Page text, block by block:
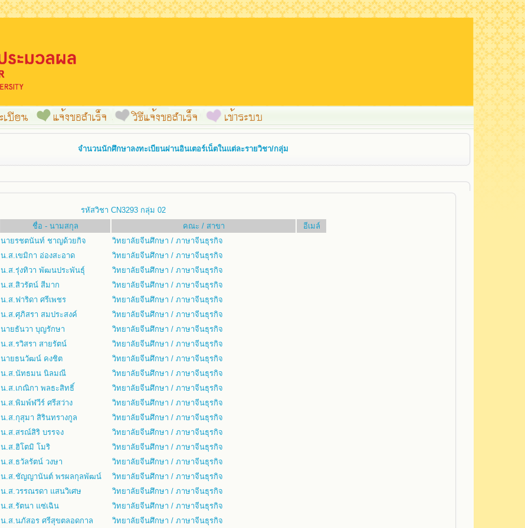
จำนวนนักศึกษาลงทะเบียนผ่านอินเตอร์เน็ตในแต่ละรายวิชา/กลุ่ม
รหัสวิชา CN3293 กลุ่ม 02
ชื่อ - นามสกุล คณะ / สาขา
อีเมล์
นายรชตนันท์ ชาญด้วยกิจ
วิทยาลัยจีนศึกษา / ภาษาจีนธุรกิจ
น.ส.เขมิกา อ่องสะอาด
วิทยาลัยจีนศึกษา / ภาษาจีนธุรกิจ
น.ส.รุ่งทิวา พัฒนประพันธุ์
วิทยาลัยจีนศึกษา / ภาษาจีนธุรกิจ
น.ส.สิวรัตน์ สีมาก
วิทยาลัยจีนศึกษา / ภาษาจีนธุรกิจ
น.ส.ฟาริดา ศรีเพชร
วิทยาลัยจีนศึกษา / ภาษาจีนธุรกิจ
น.ส.ศุภิสรา สมประสงค์
วิทยาลัยจีนศึกษา / ภาษาจีนธุรกิจ
นายธันวา บุญรักษา
วิทยาลัยจีนศึกษา / ภาษาจีนธุรกิจ
น.ส.รวิสรา สายรัตน์
วิทยาลัยจีนศึกษา / ภาษาจีนธุรกิจ
นายธนวัฒน์ คงชิต
วิทยาลัยจีนศึกษา / ภาษาจีนธุรกิจ
น.ส.นัทธมน นิลมณี
วิทยาลัยจีนศึกษา / ภาษาจีนธุรกิจ
น.ส.เกณิกา พลธะสิทธิ์
วิทยาลัยจีนศึกษา / ภาษาจีนธุรกิจ
น.ส.พิมพ์ฬวีร์ ศรีสว่าง
วิทยาลัยจีนศึกษา / ภาษาจีนธุรกิจ
น.ส.กุสุมา สิรินทรางกูล
วิทยาลัยจีนศึกษา / ภาษาจีนธุรกิจ
น.ส.สรณ์สิริ บรรจง
วิทยาลัยจีนศึกษา / ภาษาจีนธุรกิจ
น.ส.ฮิโตมิ โมริ
วิทยาลัยจีนศึกษา / ภาษาจีนธุรกิจ
น.ส.ธวัลรัตน์ วงษา
วิทยาลัยจีนศึกษา / ภาษาจีนธุรกิจ
น.ส.ชัญญานันต์ พรผลกุลพัฒน์
วิทยาลัยจีนศึกษา / ภาษาจีนธุรกิจ
น.ส.วรรณรดา แสนวิเศษ
วิทยาลัยจีนศึกษา / ภาษาจีนธุรกิจ
น.ส.รัตนา แซ่เฉิน
วิทยาลัยจีนศึกษา / ภาษาจีนธุรกิจ
น.ส.นภัสอร ศรีสุขตลอดกาล วิทยาลัยจีนศึกษา / ภาษาจีนธุรกิจ